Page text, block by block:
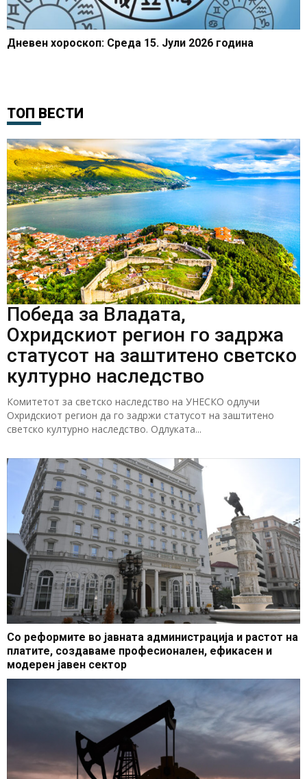
Дневен хороскоп: Среда 15. Јули 2026 година
ТОП ВЕСТИ
Победа за Владата,
Охридскиот регион го задржа
статусот на заштитено светско
културно наследство
Комитетот за светско наследство на УНЕСКО одлучи
Охридскиот регион да го задржи статусот на заштитено
светско културно наследство. Одлуката...
Со реформите во јавната администрација и растот на
платите, создаваме професионален, ефикасен и
модерен јавен сектор